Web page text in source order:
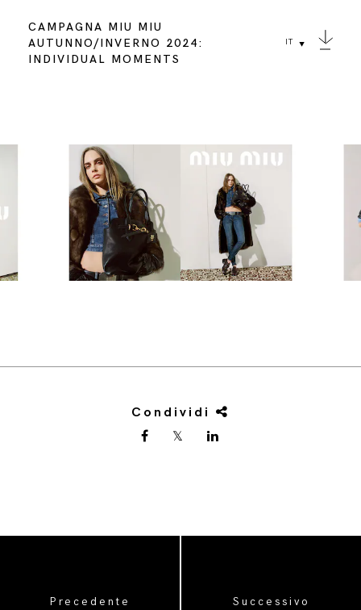
CAMPAGNA MIU MIU
AUTUNNO/INVERNO 2024:
INDIVIDUAL MOMENTS
IT
Condividi
Precedente Successivo